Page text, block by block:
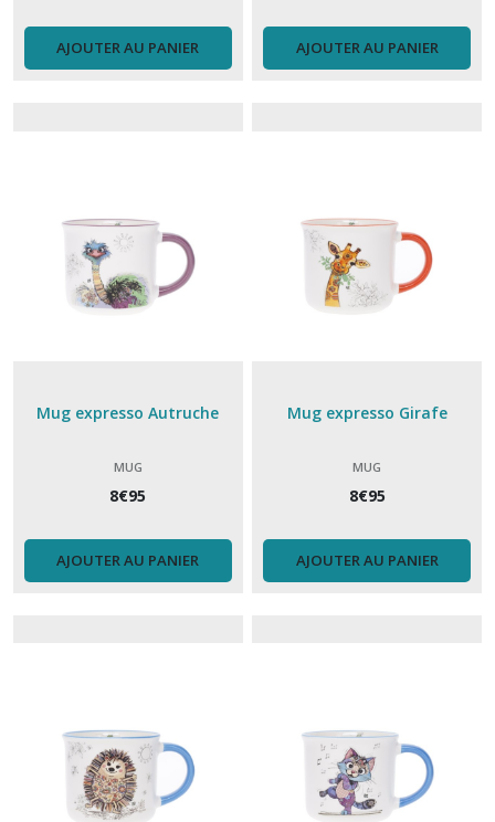
AJOUTER AU PANIER AJOUTER AU PANIER
Mug expresso Autruche
MUG
8€95
AJOUTER AU PANIER
Mug expresso Girafe
MUG
8€95
AJOUTER AU PANIER